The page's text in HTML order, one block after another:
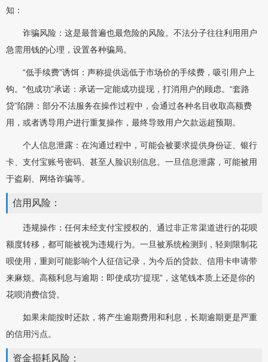
知：
诈骗风险：这是最普遍也最危险的风险。不法分子往往利用用户
急需用钱的心理，设置各种骗局。
“低手续费”诱饵：声称提供远低于市场价的手续费，吸引用户上
钩。“包成功”承诺：承诺一定能成功提现，打消用户的顾虑。“套路
贷”陷阱：部分不法服务在操作过程中，会通过各种名目收取高额费
用，或者诱导用户进行重复操作，最终导致用户欠款远超预期。
个人信息泄露：在沟通过程中，可能会被要求提供身份证、银行
卡、支付宝账号密码、甚至人脸识别信息。一旦信息泄露，可能被用
于盗刷、网络诈骗等。
信用风险：
违规操作：任何未经支付宝授权的、通过非正常渠道进行的花呗
额度转移，都可能被视为违规行为。一旦被系统检测到，轻则限制花
呗使用，重则可能影响个人征信记录，为今后的贷款、信用卡申请带
来麻烦。高额利息与逾期：即使成功“提现”，这笔钱本质上还是你的
花呗消费信贷。
如果未能按时还款，将产生逾期费用和利息，长期逾期更是严重
的信用污点。
资金损耗风险：